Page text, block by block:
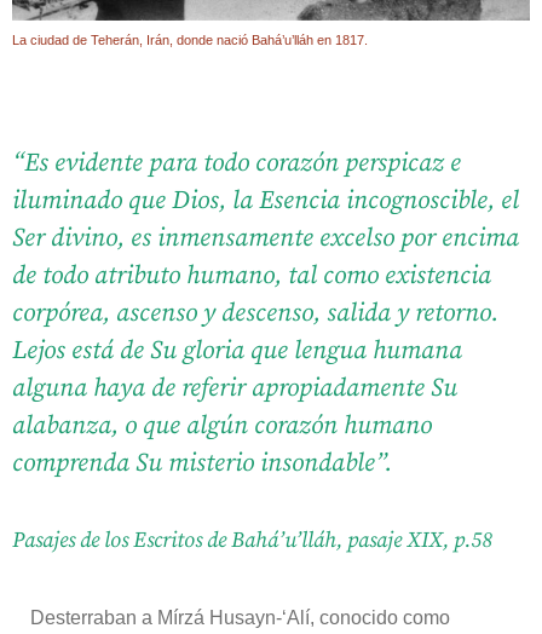
La ciudad de Teherán, Irán, donde nació Bahá’u’lláh en 1817.
“Es evidente para todo corazón perspicaz e
iluminado que Dios, la Esencia incognoscible, el
Ser divino, es inmensamente excelso por encima
de todo atributo humano, tal como existencia
corpórea, ascenso y descenso, salida y retorno.
Lejos está de Su gloria que lengua humana
alguna haya de referir apropiadamente Su
alabanza, o que algún corazón humano
comprenda Su misterio insondable”.
Pasajes de los Escritos de Bahá’u’lláh, pasaje XIX, p.58
Desterraban a Mírzá Husayn-‘Alí, conocido como